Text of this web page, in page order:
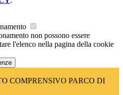
non possono essere
l'elenco nella pagina della cookie
COMPRENSIVO PARCO DI